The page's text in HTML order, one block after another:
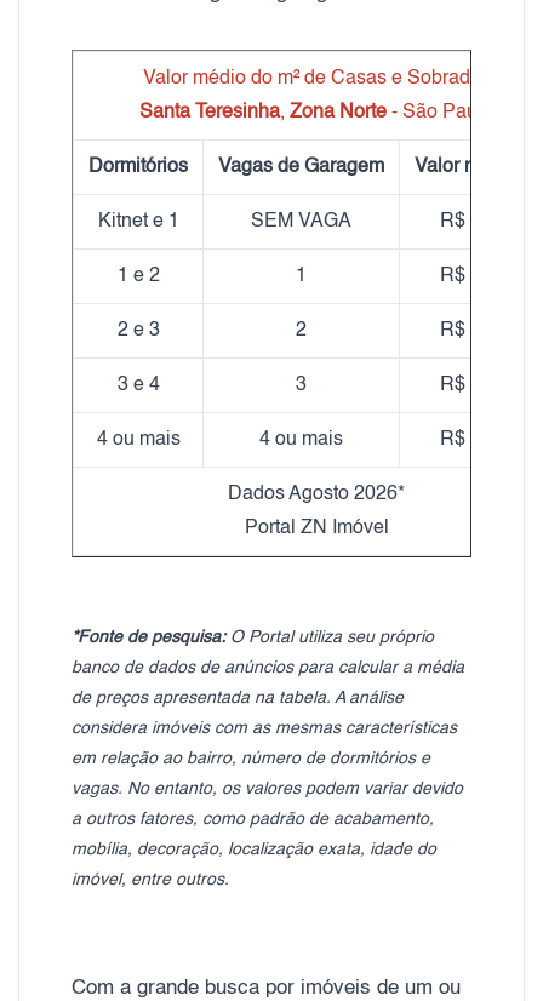
Valor médio do m² de Casas e Sobrados
Santa Teresinha, Zona Norte - São Paulo
Dormitórios Vagas de Garagem Valor médio m²
Kitnet e 1 SEM VAGA R$ 20,72
1 e 2 1 R$ 19,89
2 e 3 2 R$ 19,30
3 e 4 3 R$ 16,88
4 ou mais 4 ou mais R$ 21,86
Dados Agosto 2026*
Portal ZN Imóvel
*Fonte de pesquisa:O Portal utiliza seu próprio
banco de dados de anúncios para calcular a média
de preços apresentada na tabela. A análise
considera imóveis com as mesmas características
em relação ao bairro, número de dormitórios e
vagas. No entanto, os valores podem variar devido
a outros fatores, como padrão de acabamento,
mobília, decoração, localização exata, idade do
imóvel, entre outros.
Com a grande busca por imóveis de um ou